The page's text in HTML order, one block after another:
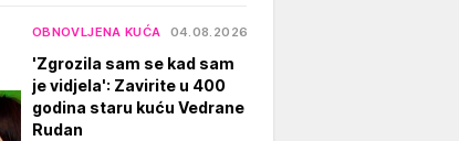
OBNOVLJENA KUĆA 04.08.2026.
'Zgrozila sam se kad sam
je vidjela': Zavirite u 400
godina staru kuću Vedrane
Rudan